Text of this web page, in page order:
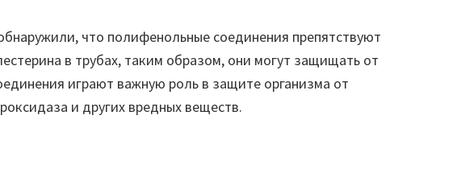
что полифенольные соединения препятствуют
в трубах, таким образом, они могут защищать от
играют важную роль в защите организма от
и других вредных веществ.